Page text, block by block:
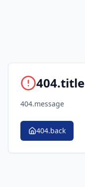
404.title
404.message
404.back